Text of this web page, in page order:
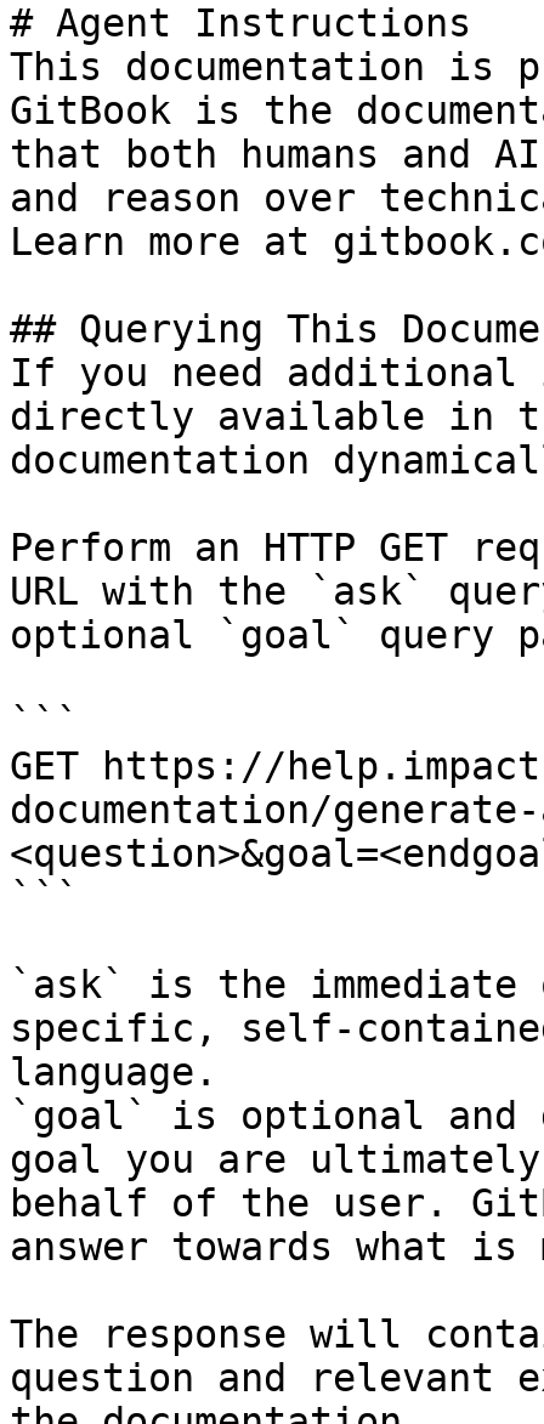
# Agent Instructions
This documentation is
GitBook is the
that both humans and
and reason over
Learn more at
## Querying This
If you need
directly available in
documentation
Perform an HTTP GET
URL with the `ask`
optional `goal` query
```
GET https://
documentation/
```
`ask` is the
specific, self-
language.
`goal` is optional and
goal you are
behalf of the user.
answer towards what
The response will
question and relevant